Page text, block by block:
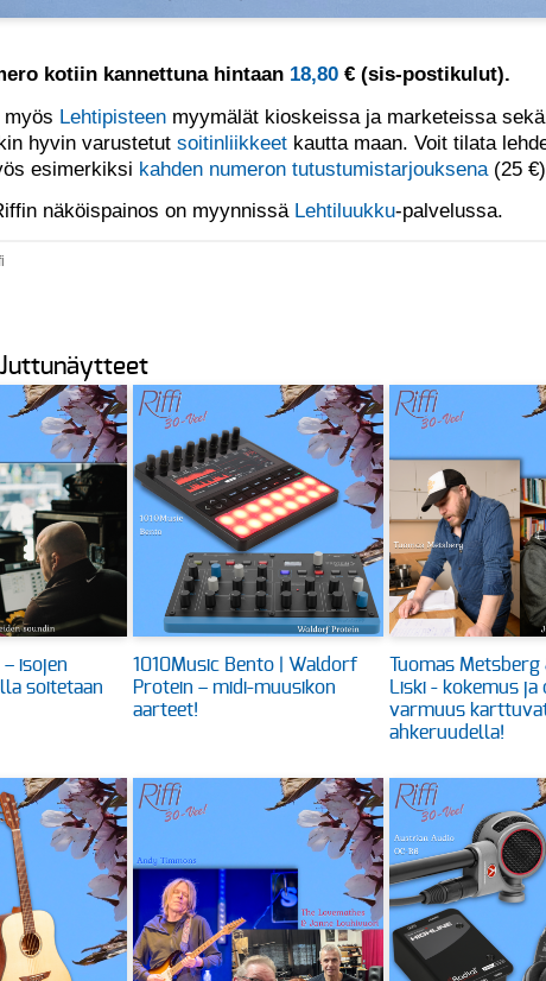
kotiin kannettuna hintaan 18,80 € (sis-postikulut).
Lehtipisteen myymälät kioskeissa ja marketeissa sekä
hyvin varustetut soitinliikkeet kautta maan. Voit tilata
esimerkiksi kahden numeron tutustumistarjouksena (25
näköispainos on myynnissä Lehtiluukku-palvelussa.
isojen
soitetaan
1010Music Bento | Waldorf
Protein – midi-muusikon
aarteet!
Tuomas Metsberg
Liski - kokemus ja
varmuus
ahkeruudella!